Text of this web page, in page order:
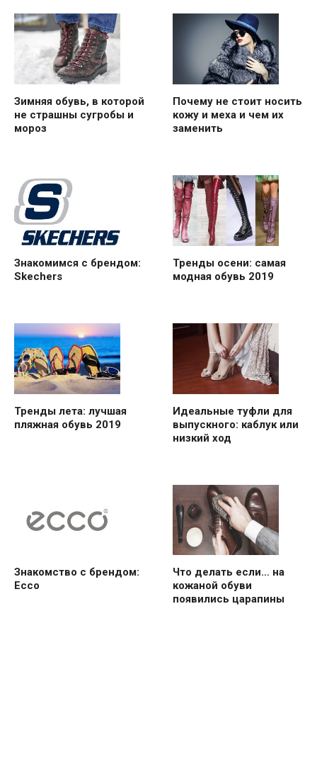
Зимняя обувь, в которой
не страшны сугробы и
мороз
Почему не стоит носить
кожу и меха и чем их
заменить
Знакомимся с брендом:
Skechers
Тренды осени: самая
модная обувь 2019
Тренды лета: лучшая
пляжная обувь 2019
Идеальные туфли для
выпускного: каблук или
низкий ход
Знакомство с брендом:
Ecco
Что делать если… на
кожаной обуви
появились царапины